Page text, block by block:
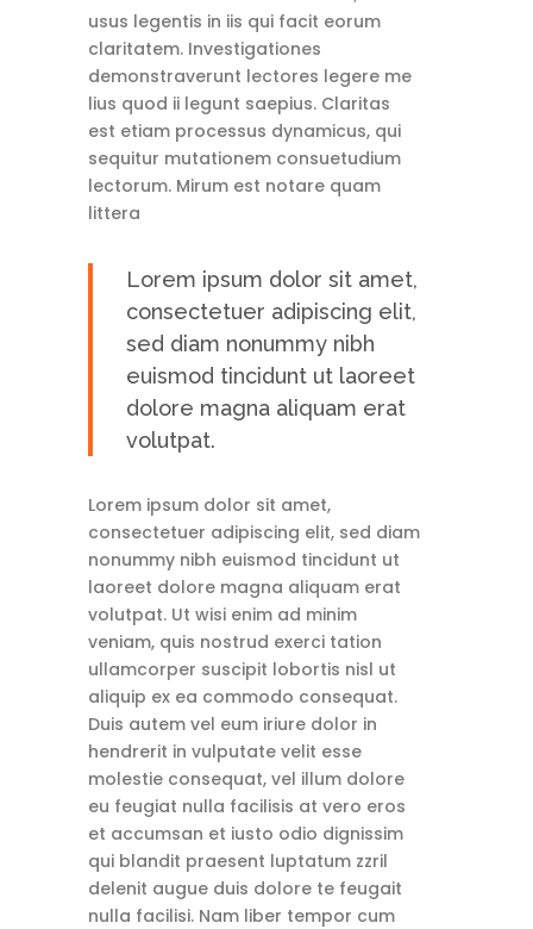
usus legentis in iis qui facit eorum
claritatem. Investigationes
demonstraverunt lectores legere me
lius quod ii legunt saepius. Claritas
est etiam processus dynamicus, qui
sequitur mutationem consuetudium
lectorum. Mirum est notare quam
littera
Lorem ipsum dolor sit amet,
consectetuer adipiscing elit,
sed diam nonummy nibh
euismod tincidunt ut laoreet
dolore magna aliquam erat
volutpat.
Lorem ipsum dolor sit amet,
consectetuer adipiscing elit, sed diam
nonummy nibh euismod tincidunt ut
laoreet dolore magna aliquam erat
volutpat. Ut wisi enim ad minim
veniam, quis nostrud exerci tation
ullamcorper suscipit lobortis nisl ut
aliquip ex ea commodo consequat.
Duis autem vel eum iriure dolor in
hendrerit in vulputate velit esse
molestie consequat, vel illum dolore
eu feugiat nulla facilisis at vero eros
et accumsan et iusto odio dignissim
qui blandit praesent luptatum zzril
delenit augue duis dolore te feugait
nulla facilisi. Nam liber tempor cum